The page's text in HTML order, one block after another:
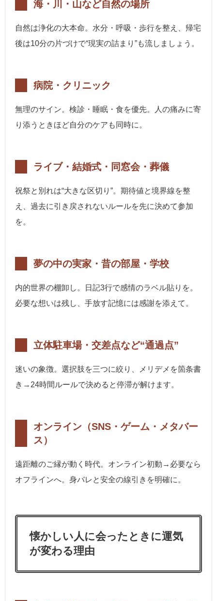
海・川・山など自然の場所
自然は浄化の大本命。水分・呼吸・歩行を整え、帰宅
後は10分の片づけで“現実の詰まり”も流しましょう。
病院・クリニック
無理のサイン。検診・睡眠・食を優先。人の痛みに寄
り添うときほど自分のケアも同時に。
ライブ・結婚式・同窓会・葬儀
祝祭と別れは“大きな区切り”。期待値と境界線を整
え、過去に引き戻されないルールを先に決めて参加
を。
夢の中の実家・昔の部屋・学校
内的世界の棚卸し。日記3行で感情のラベル貼りを。
必要な想いは残し、手放す記憶には感謝を添えて。
立体駐車場・交差点など“通過点”
迷いの象徴。選択肢を三つに絞り、メリデメを箇条書
き→24時間ルールで決めると停滞が解けます。
オンライン（SNS・ゲーム・メタバー
ス）
遠距離のご縁が動く時代。オンライン初動→必要なら
オフラインへ。身バレと安全の線引きを明確に。
懐かしい人に会ったときに運気
が変わる理由